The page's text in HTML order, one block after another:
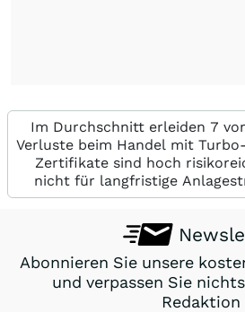
Im Durchschnitt erleiden 7
Verluste beim Handel mit
Zertifikate sind hoch
nicht für langfristige
Abonnieren Sie unsere
und verpassen Sie
Redaktion